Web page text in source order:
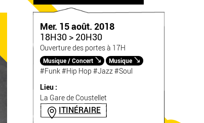
Mer. 15 août. 2018
18H30 > 20H30
Ouverture des portes à 17H
Musique / Concert Musique
#Funk #Hip Hop #Jazz #Soul
Lieu :
La Gare de Coustellet
ITINÉRAIRE